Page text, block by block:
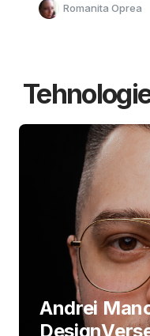
Romanita Oprea
Andrei